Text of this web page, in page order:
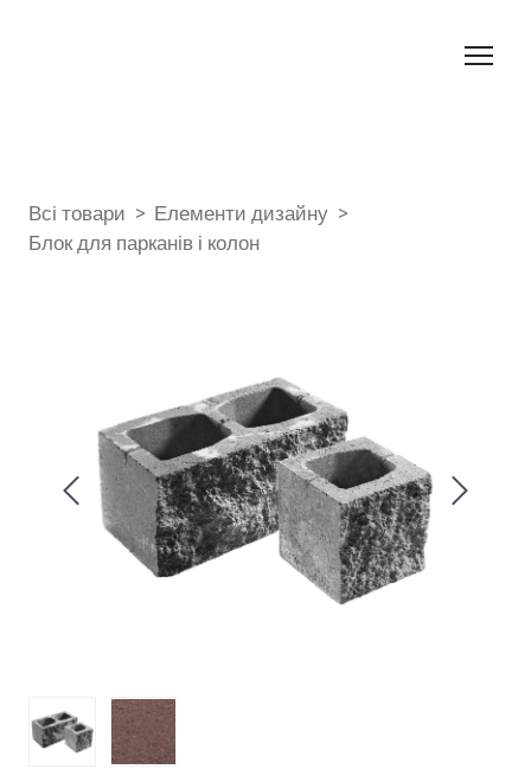
Всі товари
Елементи дизайну
Блок для парканів і колон